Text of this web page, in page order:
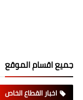
جميع اقسام الموقع
اخبار القطاع الخاص